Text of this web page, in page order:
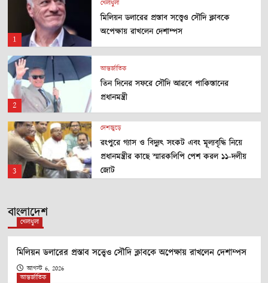
1
খেলাধুলা
মিলিয়ন ডলারের প্রস্তাব সত্ত্বেও সৌদি ক্লাবকে
অপেক্ষায় রাখলেন দেশাম্পস
2
আন্তর্জাতিক
তিন দিনের সফরে সৌদি আরবে পাকিস্তানের
প্রধানমন্ত্রী
3
দেশজুড়ে
রংপুরে গ্যাস ও বিদ্যুৎ সংকট এবং মূল্যবৃদ্ধি নিয়ে
প্রধানমন্ত্রীর কাছে স্মারকলিপি পেশ করল ১১-দলীয়
জোট
4
বাংলাদেশ
খেলাধুলা
মিলিয়ন ডলারের প্রস্তাব সত্ত্বেও সৌদি ক্লাবকে অপেক্ষায় রাখলেন দেশাম্পস
আগস্ট 6, 2026
আন্তর্জাতিক